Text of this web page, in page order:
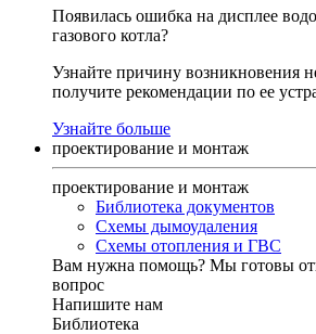
Появилась ошибка на дисплее
газового котла?
Узнайте причину возникновения
получите рекомендации по ее
Узнайте больше
проектирование и монтаж
проектирование и монтаж
Библиотека документов
Схемы дымоудаления
Схемы отопления и ГВС
Вам нужна помощь? Мы готовы
вопрос
Напишите нам
Библиотека